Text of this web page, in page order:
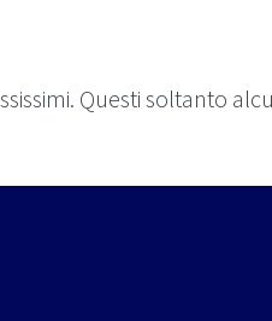
Questi soltanto